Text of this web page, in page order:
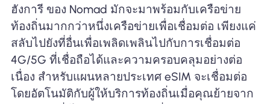
ฮังการี ของ Nomad มักจะมาพร้อมกับเครือข่าย
ท้องถิ่นมากกว่าหนึ่งเครือข่ายเพื่อเชื่อมต่อ เพียงแค่
สลับไปยังที่อื่นเพื่อเพลิดเพลินไปกับการเชื่อมต่อ
4G/5G ที่เชื่อถือได้และความครอบคลุมอย่างต่อ
เนื่อง สำหรับแผนหลายประเทศ eSIM จะเชื่อมต่อ
โดยอัตโนมัติกับผู้ให้บริการท้องถิ่นเมื่อคุณย้ายจาก